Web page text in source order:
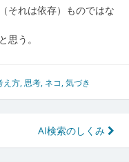
それは依存）ものではな
思う。
え方,思考, ネコ,気づき
AI検索のしくみ